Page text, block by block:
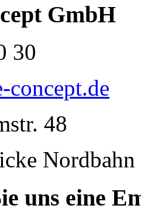
GmbH
30
concept.de
48
Nordbahn
uns eine